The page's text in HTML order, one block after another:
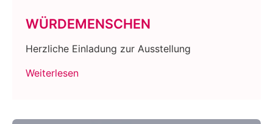
WÜRDEMENSCHEN
Herzliche Einladung zur Ausstellung
Weiterlesen